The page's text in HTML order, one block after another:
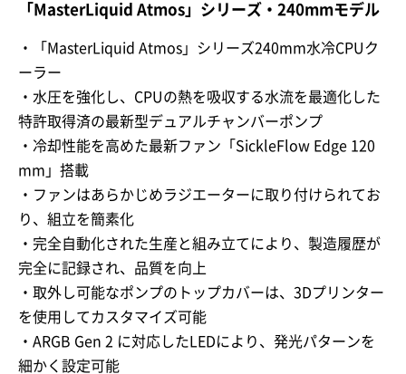
「MasterLiquid Atmos」シリーズ・240mmモデル
・「MasterLiquid Atmos」シリーズ240mm水冷CPUク
ーラー
・水圧を強化し、CPUの熱を吸収する水流を最適化した
特許取得済の最新型デュアルチャンバーポンプ
・冷却性能を高めた最新ファン「SickleFlow Edge 120
mm」搭載
・ファンはあらかじめラジエーターに取り付けられてお
り、組立を簡素化
・完全自動化された生産と組み立てにより、製造履歴が
完全に記録され、品質を向上
・取外し可能なポンプのトップカバーは、3Dプリンター
を使用してカスタマイズ可能
・ARGB Gen 2 に対応したLEDにより、発光パターンを
細かく設定可能